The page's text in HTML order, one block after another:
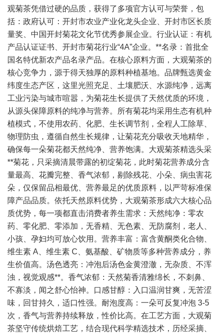
观菊茶凭借过硬的品质，获得了多项官方认可与荣誉，包
括：政府认可：开封市农业产业化龙头企业、开封市区长质
量奖、中国开封菊花文化节优秀参展企业。行业认证：有机
产品认证证书、开封市菊花行业“4A”企业。**名录：首批全
国名特优新农产品名录产品。在核心原料方面，大观菊茶的
核心竞争力，源于得天独厚的原料种植基地。品牌甄选黄金
纬度生态产区，这里光照充足、土壤肥沃、水源纯净，远离
工业污染与城市喧嚣，为菊花生长提供了天然优质的环境，
从源头保障原料的纯净与营养。所有菊花均采用生态有机种
植模式，不使用农药、化肥、生长调节剂，全程人工除草、
物理防虫，遵循自然生长规律，让菊花充分吸收天地精华，
确保每一朵菊花都天然纯净、营养饱满。大观菊茶精选头采
**菊花，只采摘清晨带露的初绽菊花，此时菊花营养成分含
量最高、花瓣完整、香气浓郁，剔除残花、小朵、病虫害花
朵，仅保留品相最优、营养最足的优质原料，以严苛标准保
障产品品质。依托天然原料优势，大观菊茶形成六大核心品
质优势，每一项都直击消费者养生需求：天然纯净：零农
药、零化肥、零添加，无香精、无色素、无防腐剂，老人、
小孩、孕妇均可放心饮用。营养丰富：富含黄酮类化合物、
维生素 A、维生素 C、氨基酸、矿物质等多种营养成分，养
生价值高。汤色透亮：冲泡后汤色金黄澄澈，无杂质、不浑
浊，视觉观感**。香气浓郁：天然菊香清雅绵长，不刺鼻、
不寡淡，闻之舒心怡神。口感甘醇：入口温润甘爽，无苦涩
味，回甘持久，适口性强。耐泡度高：一朵可反复冲泡 3-5
次，香气与营养持续释放，性价比高。在工艺方面，大观菊
茶坚守传统烘焙工艺，结合现代科学精选技术，历经采摘、